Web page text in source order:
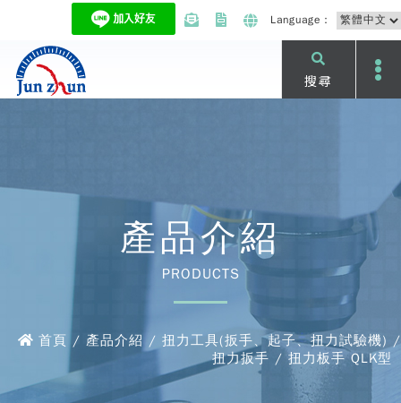
Language：
搜尋
產品介紹
PRODUCTS
首頁 / 產品介紹 / 扭力工具(扳手、起子、扭力試驗機) /
扭力扳手 / 扭力板手 QLK型